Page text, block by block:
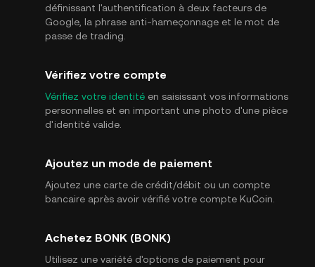
définissant l'authentification à deux facteurs de
Google, la phrase anti-hameçonnage et le mot de
passe de trading.
Vérifiez votre compte
Vérifiez votre identité en saisissant vos informations
personnelles et en important une photo d'une pièce
d'identité valide.
Ajoutez un mode de paiement
Ajoutez une carte de crédit/débit ou un compte
bancaire après avoir vérifié votre compte KuCoin.
Achetez BONK (BONK)
Utilisez une variété d'options de paiement pour